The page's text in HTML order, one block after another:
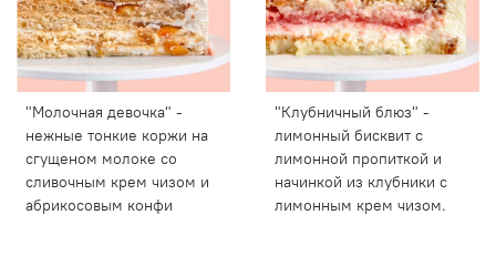
"Молочная девочка" -
нежные тонкие коржи на
сгущеном молоке со
сливочным крем чизом и
абрикосовым конфи
"Клубничный блюз" -
лимонный бисквит с
лимонной пропиткой и
начинкой из клубники с
лимонным крем чизом.